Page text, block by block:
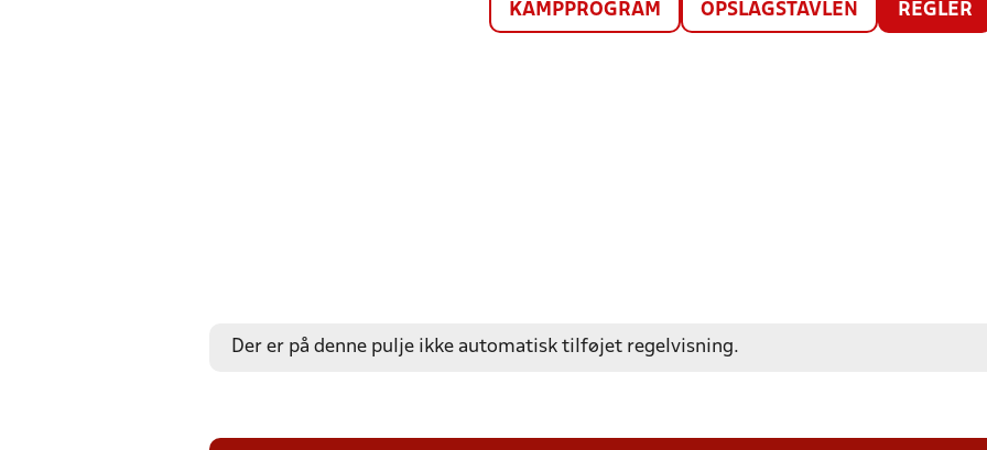
KAMPPROGRAM OPSLAGSTAVLEN REGLER
Der er på denne pulje ikke automatisk tilføjet regelvisning.